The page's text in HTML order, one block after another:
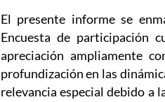
El presente informe se
Encuesta de participación
apreciación ampliamente
profundización en las
relevancia especial debido a